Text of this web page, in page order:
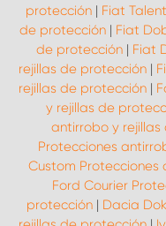
protección| Fiat
de protección | Fiat
de protección| Fiat
rejillas de protección |
rejillas de protección |
y rejillas de
antirrobo y
Protecciones
Custom
Ford Courier
protección| Dacia